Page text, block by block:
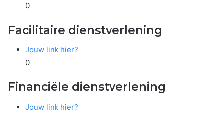
0
Facilitaire dienstverlening
Jouw link hier?
0
Financiële dienstverlening
Jouw link hier?